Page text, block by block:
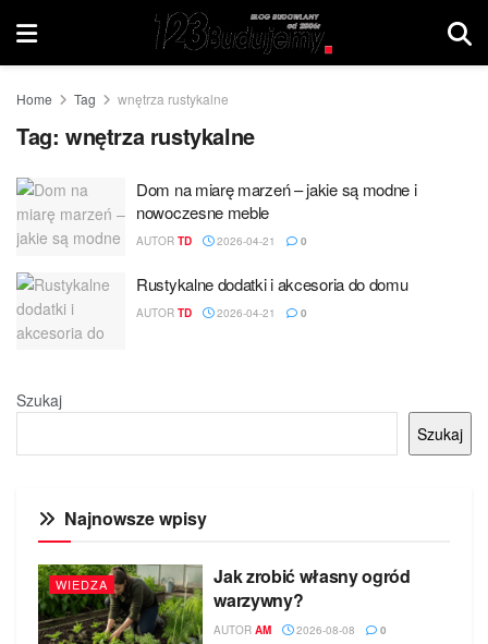
Home Tag wnętrza rustykalne
Tag: wnętrza rustykalne
Dom na miarę marzeń – jakie są modne i
nowoczesne meble
AUTOR TD 2026-04-21 0
Rustykalne dodatki i akcesoria do domu
AUTOR TD 2026-04-21 0
Szukaj
Szukaj
Najnowsze wpisy
WIEDZA
Jak zrobić własny ogród
warzywny?
AUTOR AM 2026-08-08 0